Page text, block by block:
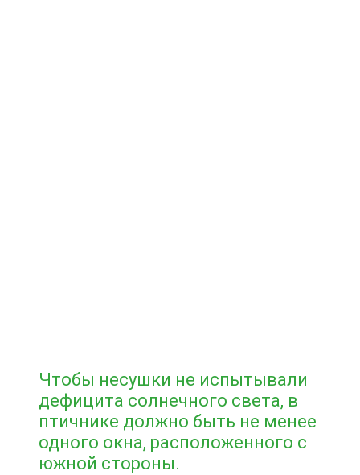
Чтобы несушки не испытывали
дефицита солнечного света, в
птичнике должно быть не менее
одного окна, расположенного с
южной стороны.